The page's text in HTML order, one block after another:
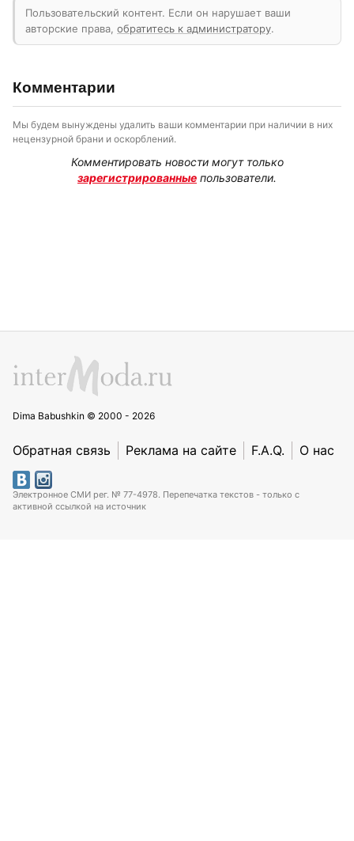
Пользовательский контент. Если он нарушает ваши
авторские права, обратитесь к администратору.
Комментарии
Мы будем вынуждены удалить ваши комментарии при наличии в них
нецензурной брани и оскорблений.
Комментировать новости могут только
зарегистрированные пользователи.
Dima Babushkin © 2000 - 2026
Обратная связь Реклама на сайте F.A.Q. О нас
Электронное СМИ рег. № 77-4978. Перепечатка текстов - только с
активной ссылкой на источник